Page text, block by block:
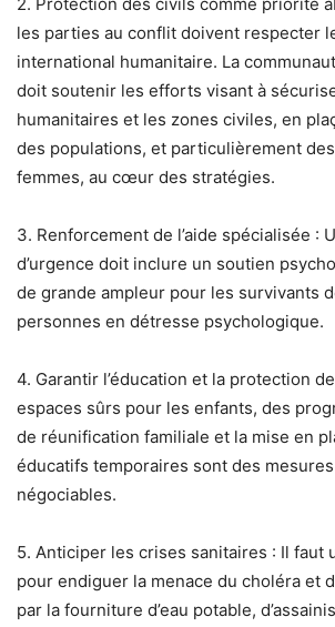
les parties au conflit doivent respecter
international humanitaire. La
doit soutenir les efforts visant à
humanitaires et les zones civiles, en
des populations, et particulièrement
femmes, au cœur des stratégies.
3. Renforcement de l’aide spécialisée :
d’urgence doit inclure un soutien
de grande ampleur pour les survivants
personnes en détresse psychologique.
4. Garantir l’éducation et la protection
espaces sûrs pour les enfants, des
de réunification familiale et la mise en
éducatifs temporaires sont des
négociables.
5. Anticiper les crises sanitaires : Il faut
pour endiguer la menace du choléra et
par la fourniture d’eau potable,